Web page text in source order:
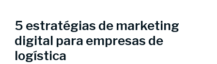
5 estratégias de marketing
digital para empresas de
logística